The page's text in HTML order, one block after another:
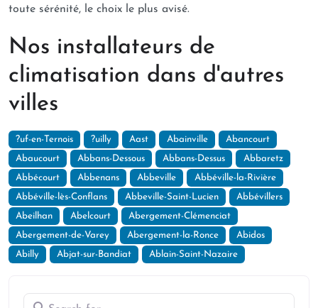
Search for
toute sérénité, le choix le plus avisé.
Nos installateurs de
climatisation dans d'autres
villes
?uf-en-Ternois ?uilly Aast Abainville Abancourt
Abaucourt Abbans-Dessous Abbans-Dessus Abbaretz
Abbécourt Abbenans Abbeville Abbéville-la-Rivière
Abbéville-lès-Conflans Abbeville-Saint-Lucien Abbévillers
Abeilhan Abelcourt Abergement-Clémenciat
Abergement-de-Varey Abergement-la-Ronce Abidos
Abilly Abjat-sur-Bandiat Ablain-Saint-Nazaire